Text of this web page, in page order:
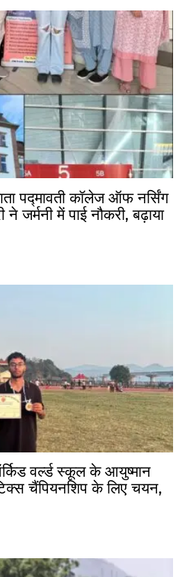
पद्मावती कॉलेज ऑफ नर्सिंग
जर्मनी में पाई नौकरी, बढ़ाया
वर्ल्ड स्कूल के आयुष्मान
चैंपियनशिप के लिए चयन,